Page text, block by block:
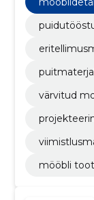
värvitud
mööbli